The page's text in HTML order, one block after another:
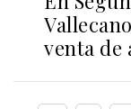
venta de